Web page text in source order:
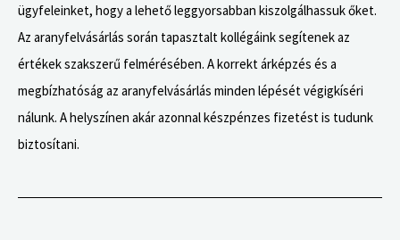
ügyfeleinket, hogy a lehető leggyorsabban kiszolgálhassuk őket.
Az aranyfelvásárlás során tapasztalt kollégáink segítenek az
értékek szakszerű felmérésében. A korrekt árképzés és a
megbízhatóság az aranyfelvásárlás minden lépését végigkíséri
nálunk. A helyszínen akár azonnal készpénzes fizetést is tudunk
biztosítani.